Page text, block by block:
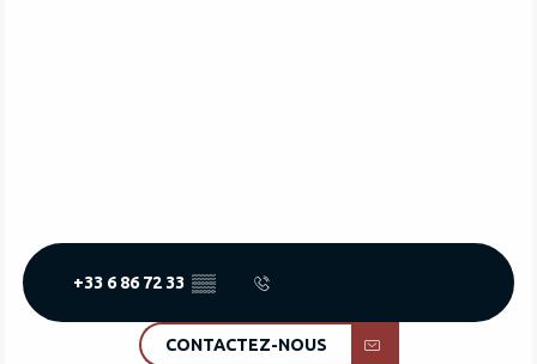
+33 6 86 72 33 ▒▒
CONTACTEZ-NOUS